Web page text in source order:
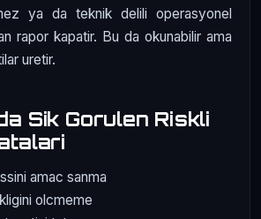
ya da teknik delili operasyonel
rapor kapatir. Bu da okunabilir ama
uretir.
Sik Gorulen Riskli
amac sanma
olcmeme